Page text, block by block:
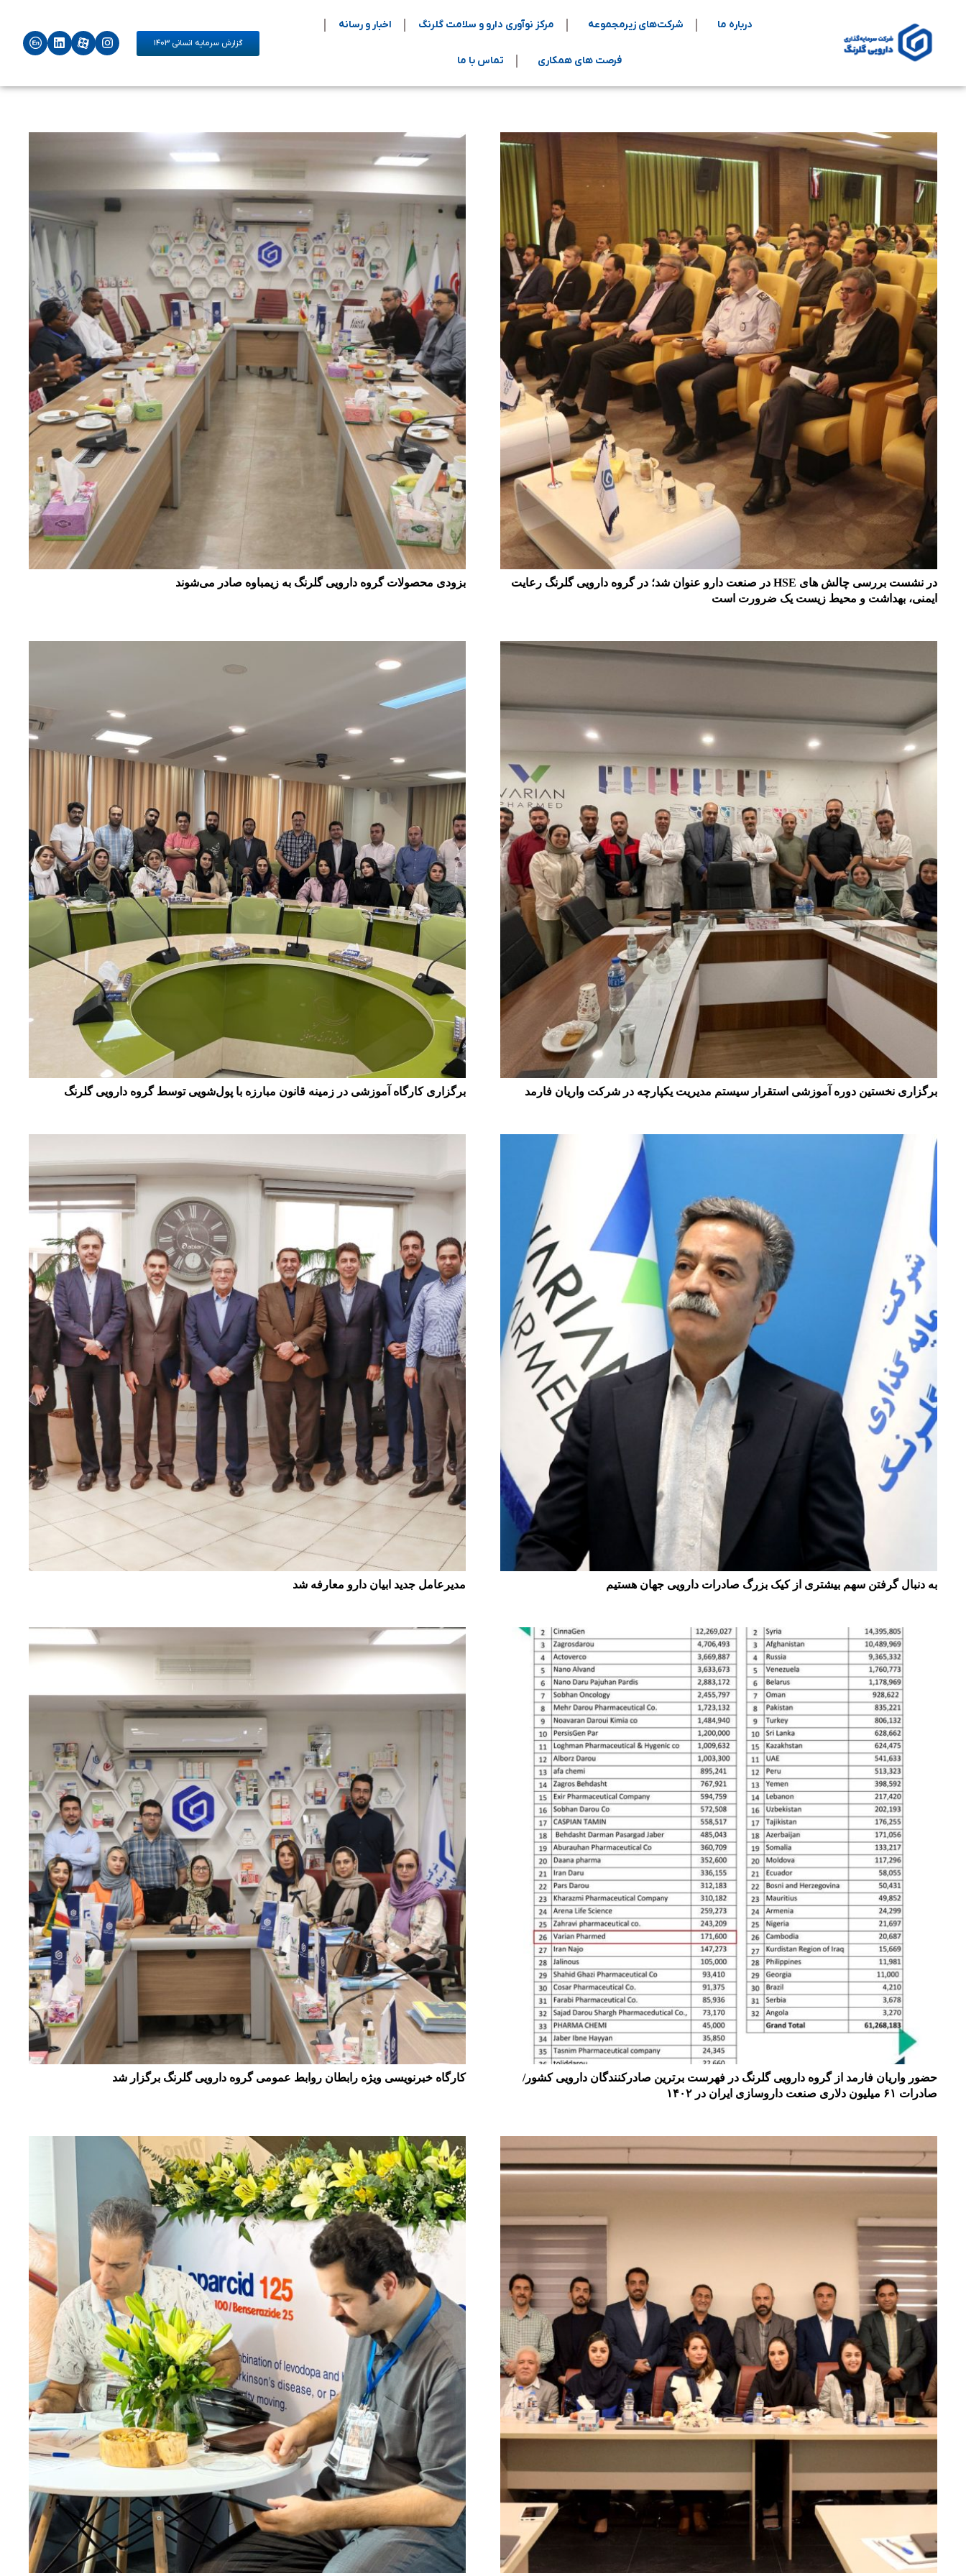
درباره ما شرکت‌های زیرمجموعه مرکز نوآوری دارو و سلامت گلرنگ اخبار و رسانه
فرصت های همکاری تماس با ما
گزارش سرمایه انسانی ۱۴۰۳
در نشست بررسی چالش های HSE در صنعت دارو عنوان شد؛ در گروه دارویی گلرنگ رعایت
ایمنى، بهداشت و محیط زیست یک ضرورت است
بزودی محصولات گروه دارویی گلرنگ به زیمباوه صادر می‌شوند
برگزاری نخستین دوره آموزشی استقرار سیستم مدیریت یکپارچه در شرکت واریان فارمد برگزاری کارگاه آموزشی در زمینه قانون مبارزه با پول‌شویی توسط گروه دارویی گلرنگ
به دنبال گرفتن سهم بیشتری از کیک بزرگ صادرات دارویی جهان هستیم مدیرعامل جدید ابیان دارو معارفه شد
حضور واریان فارمد از گروه دارویی گلرنگ در فهرست برترین صادرکنندگان دارویی کشور/
صادرات ۶۱ میلیون دلاری صنعت داروسازی ایران در ۱۴۰۲
کارگاه خبرنویسی ویژه رابطان روابط عمومی گروه دارویی گلرنگ برگزار شد